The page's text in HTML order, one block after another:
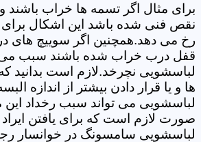
برای مثال اگر تسمه ها خراب باشند و
نقص فنی شده باشد این اشکال
رخ می دهد.همچنین اگر سوییچ های
قفل درب خراب شده باشند سبب می
لباسشویی نچرخد.لازم است بدانید
ها و یا قرار دادن بیشتر از اندازه
لباسشویی می تواند سبب رخداد
صورت لازم است که برای یافتن ایراد
لباسشویی سامسونگ در خوانسار